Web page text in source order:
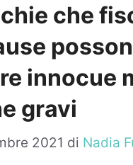
che
innocue
gravi
2021 di Nadia